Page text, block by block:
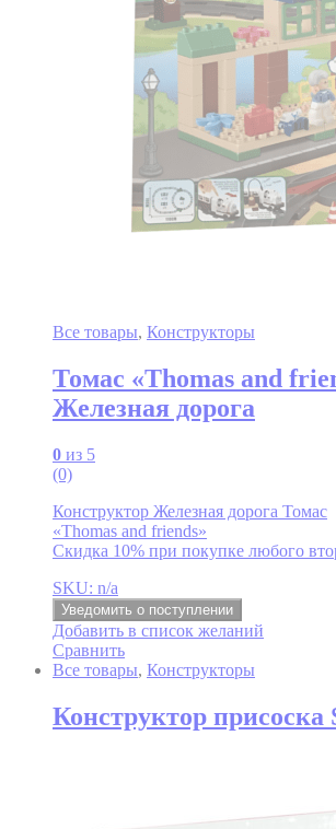
Все товары, Конструкторы
Томас «Thomas and
Железная дорога
0 из 5
(0)
Конструктор Железная дорога Томас
«Thomas and friends»
Скидка 10% при покупке любого
SKU: n/a
Уведомить о поступлении
Добавить в список желаний
Сравнить
Все товары, Конструкторы
Конструктор присоска